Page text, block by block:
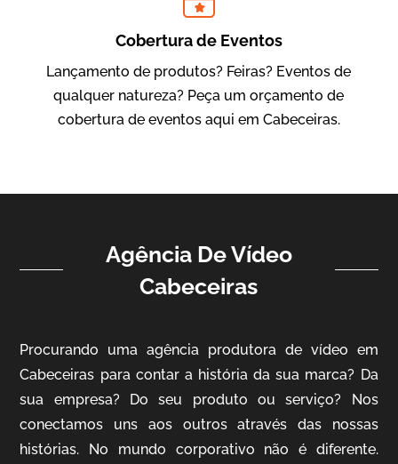
IBCC
Vídeo Institucional
Vídeo Institucional
Cobertura de Eventos
Lançamento de produtos? Feiras? Eventos de
qualquer natureza? Peça um orçamento de
cobertura de eventos aqui em Cabeceiras.
Agência De Vídeo
Cabeceiras
Procurando uma agência produtora de vídeo em
Cabeceiras para contar a história da sua marca? Da
sua empresa? Do seu produto ou serviço? Nos
conectamos uns aos outros através das nossas
histórias. No mundo corporativo não é diferente.